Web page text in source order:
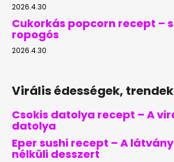
2026.4.30
Cukorkás popcorn recept –
ropogós
2026.4.30
Virális édességek, trendek
Csokis datolya recept – A
datolya
Eper sushi recept – A
nélküli desszert